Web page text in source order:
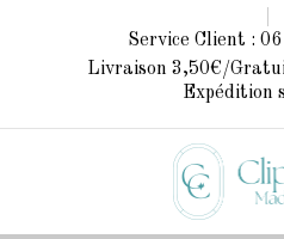
Service Client :
Livraison 3,50€/
Expédition